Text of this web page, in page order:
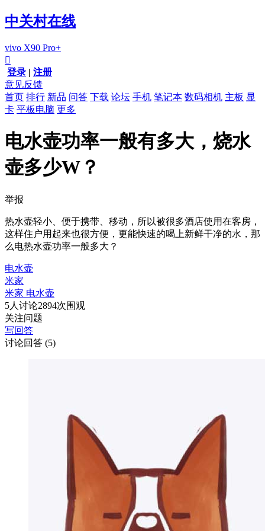
中关村在线
vivo X90 Pro+

登录 | 注册
意见反馈
首页 排行 新品 问答 下载 论坛 手机 笔记本 数码相机 主板 显
卡 平板电脑 更多
电水壶功率一般有多大，烧水
壶多少W？
举报
热水壶轻小、便于携带、移动，所以被很多酒店使用在客房，
这样住户用起来也很方便，更能快速的喝上新鲜干净的水，那
么电热水壶功率一般多大？
电水壶
米家
米家 电水壶
5人讨论2894次围观
关注问题
写回答
讨论回答 (5)